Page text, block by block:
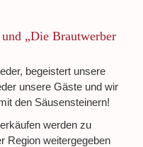
und „Die Brautwerber
begeistert unsere
unsere Gäste und wir
den Säusensteinern!
werden zu
Region weitergegeben